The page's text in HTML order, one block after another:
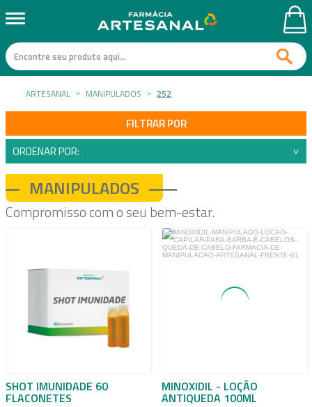
ARTESANAL MANIPULADOS 252
FILTRAR POR
ORDENAR POR:
MANIPULADOS
Compromisso com o seu bem-estar.
SHOT IMUNIDADE 60
FLACONETES
MINOXIDIL - LOÇÃO
ANTIQUEDA 100ML